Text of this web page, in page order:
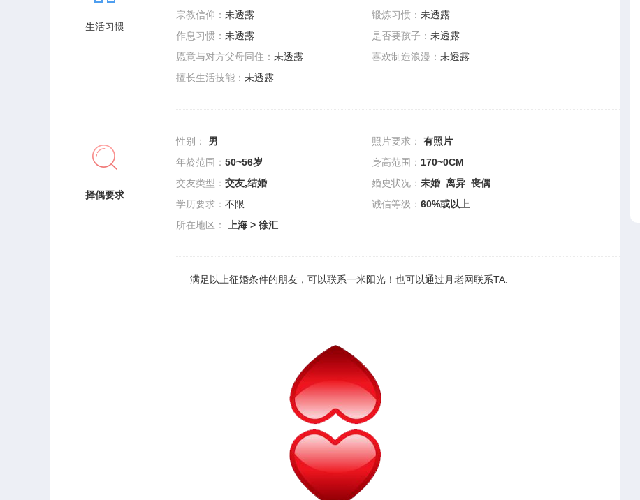
生活习惯
宗教信仰： 未透露 锻炼习惯： 未透露
作息习惯： 未透露 是否要孩子： 未透露
愿意与对方父母同住： 未透露 喜欢制造浪漫： 未透露
擅长生活技能： 未透露
择偶要求
性别： 男 照片要求：
有照片
年龄范围： 50~56岁 身高范围： 170~0CM
交友类型： 交友,结婚 婚史状况： 未婚 离异 丧偶
学历要求： 不限 诚信等级： 60%或以上
所在地区：
上海 > 徐汇
满足以上征婚条件的朋友，可以联系一米阳光 ！也可以通过 月老网联系TA